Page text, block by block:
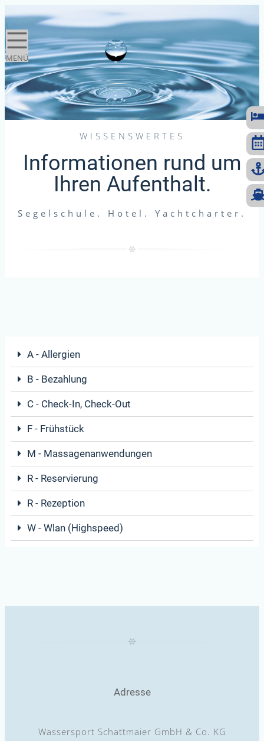
WISSENSWERTES
Informationen rund um
Ihren Aufenthalt.
Segelschule. Hotel. Yachtcharter.
A - Allergien
B - Bezahlung
C - Check-In, Check-Out
F - Frühstück
M - Massagenanwendungen
R - Reservierung
R - Rezeption
W - Wlan (Highspeed)
Adresse
Wassersport Schattmaier GmbH & Co. KG
MENÜ